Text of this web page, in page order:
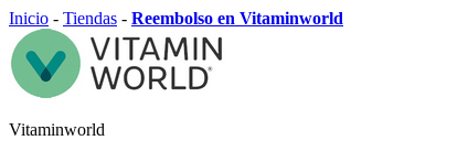
Inicio - Tiendas - Reembolso en Vitaminworld
Vitaminworld